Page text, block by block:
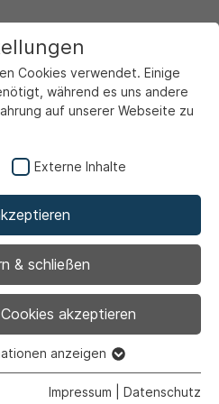
ahlen.de
Cookies verwendet. Einige
während es uns andere
auf unserer Webseite zu
Externe Inhalte
& schließen
akzeptieren
für grundlegende Funktionen
anzeigen
Impressum Datenschutz